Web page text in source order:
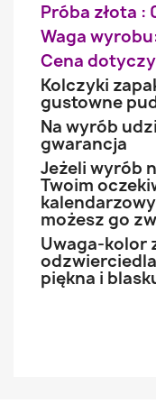
Próba złota :
Waga
Cena
Kolczyki
gustowne
Na wyrób
gwarancja
Jeżeli wyrób
Twoim
możesz go
Uwaga-kolor
piękna i